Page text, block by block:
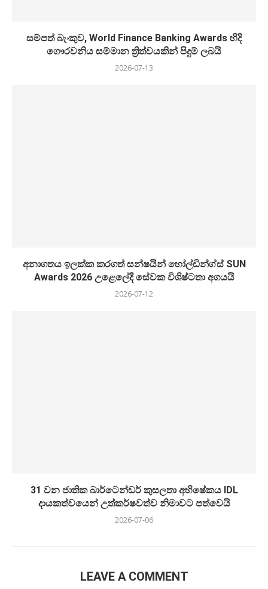
සම්පත් බැංකුව, World Finance Banking Awards හිදි
ගෞරවනිය සම්මාන ත්‍රිත්වයකින් පිදුම් ලබයි
2026-07-13
අනාගතය ඉලක්ක කරගත් සන්ෂයින් හෝල්ඩින්ග්ස් SUN
Awards 2026 උළෙලේදී සේවක විශිෂ්ටතා අගයයි
2026-07-12
31 වන ජාතික බාර්ටෙන්ඩර් කුසලතා අභිෂේකය IDL
දායකත්වයෙන් උත්කර්ෂවත්ව නිමාවට පත්වෙයි
2026-07-06
LEAVE A COMMENT